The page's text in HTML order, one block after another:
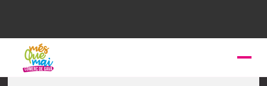
Moda i complements